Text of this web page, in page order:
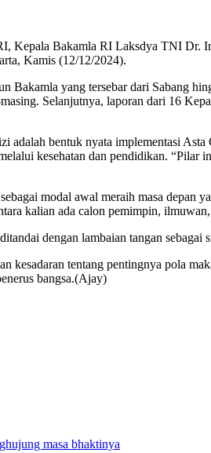
Kepala Bakamla RI Laksdya TNI Dr.
Kamis (12/12/2024).
Bakamla yang tersebar dari Sabang
Selanjutnya, laporan dari 16
bentuk nyata implementasi
kesehatan dan pendidikan.
modal awal meraih masa depan
kalian ada calon pemimpin,
dengan lambaian tangan sebagai
tentang pentingnya pola
bangsa.(Ajay)
masa bhaktinya